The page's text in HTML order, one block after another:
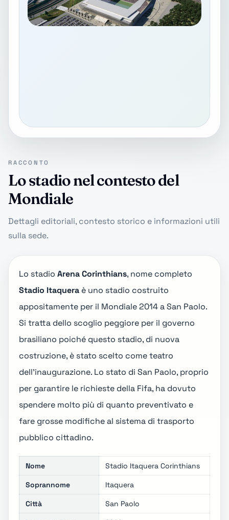
RACCONTO
Lo stadio nel contesto del
Mondiale
Dettagli editoriali, contesto storico e informazioni utili
sulla sede.
Lo stadio Arena Corinthians, nome completo
Stadio Itaquera è uno stadio costruito
appositamente per il Mondiale 2014 a San Paolo.
Si tratta dello scoglio peggiore per il governo
brasiliano poiché questo stadio, di nuova
costruzione, è stato scelto come teatro
dell'inaugurazione. Lo stato di San Paolo, proprio
per garantire le richieste della Fifa, ha dovuto
spendere molto più di quanto preventivato e
fare grosse modifiche al sistema di trasporto
pubblico cittadino.
Nome Stadio Itaquera Corinthians
Soprannome Itaquera
Città San Paolo